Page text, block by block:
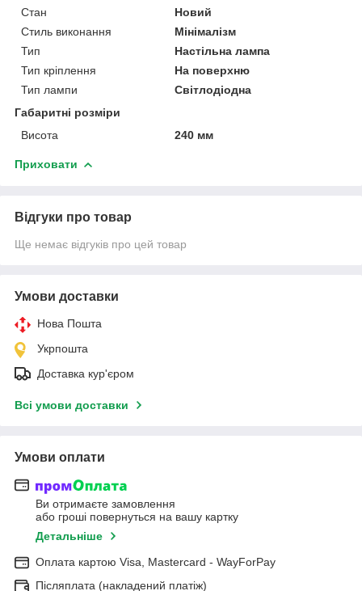
Стан
Новий
Стиль виконання
Мінімалізм
Тип
Настільна лампа
Тип кріплення
На поверхню
Тип лампи
Світлодіодна
Габаритні розміри
Висота
240 мм
Приховати
Відгуки про товар
Ще немає відгуків про цей товар
Умови доставки
Нова Пошта
Укрпошта
Доставка кур'єром
Всі умови доставки
Умови оплати
Ви отримаєте замовлення
або гроші повернуться на вашу картку
Детальніше
Оплата картою Visa, Mastercard - WayForPay
Післяплата (накладений платіж)